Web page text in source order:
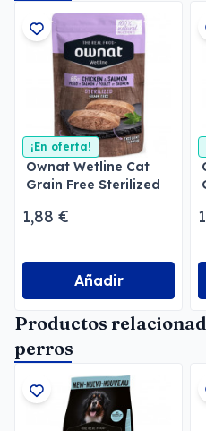
¡En oferta!
Ownat Wetline Cat
Grain Free Sterilized
1,88 €
Añadir
Productos
perros